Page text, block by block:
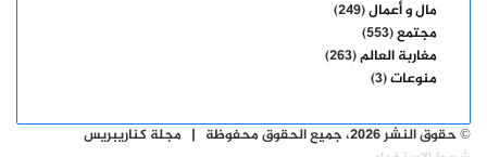
مال و أعمال(249)
مجتمع(553)
مغاربة العالم(263)
منوعات(3)
© حقوق النشر 2026، جميع الحقوق محفوظة | مجلة كناريبريس